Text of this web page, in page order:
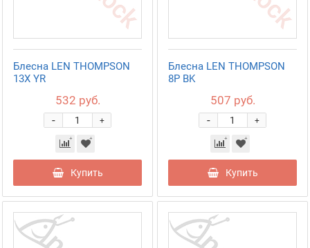
Блесна LEN THOMPSON
13X YR
532 руб.
+
-
Купить
Блесна LEN THOMPSON
8P BK
507 руб.
+
-
Купить